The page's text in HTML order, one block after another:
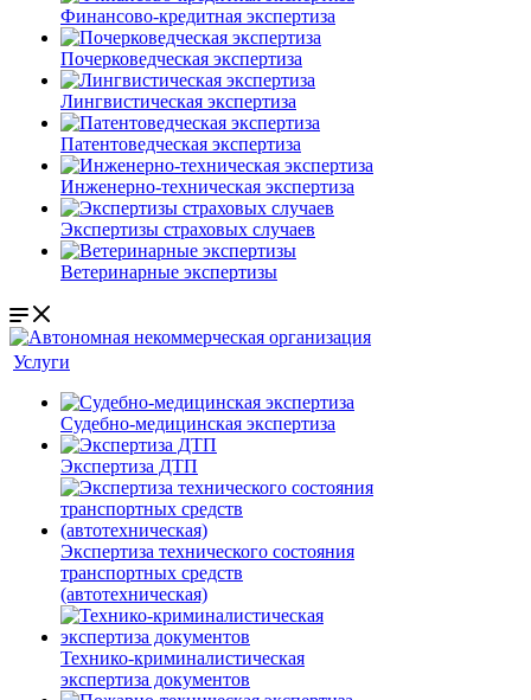
Финансово-кредитная экспертиза
Почерковедческая экспертиза
Лингвистическая экспертиза
Патентоведческая экспертиза
Инженерно-техническая экспертиза
Экспертизы страховых случаев
Ветеринарные экспертизы
Услуги
Судебно-медицинская экспертиза
Экспертиза ДТП
Экспертиза технического состояния
транспортных средств
(автотехническая)
Технико-криминалистическая
экспертиза документов